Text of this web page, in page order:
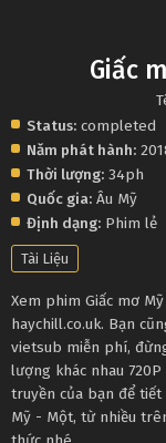
Giấc
Status: completed
Năm phát hành:
Thời lượng: 34ph
Quốc gia: Âu Mỹ
Định dạng: Phim lẻ
Tài Liệu
Xem phim Giấc mơ
haychill.co.uk. Bạn
vietsub miễn phí,
lượng khác nhau
truyền của bạn để
Mỹ - Một, từ nhiều